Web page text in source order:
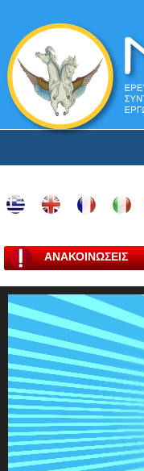
ΑΝΑΚΟΙΝΩΣΕΙΣ